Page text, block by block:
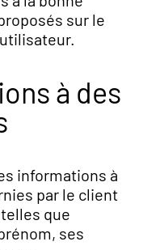
sur le
à des
informations à
par le client
que
ses